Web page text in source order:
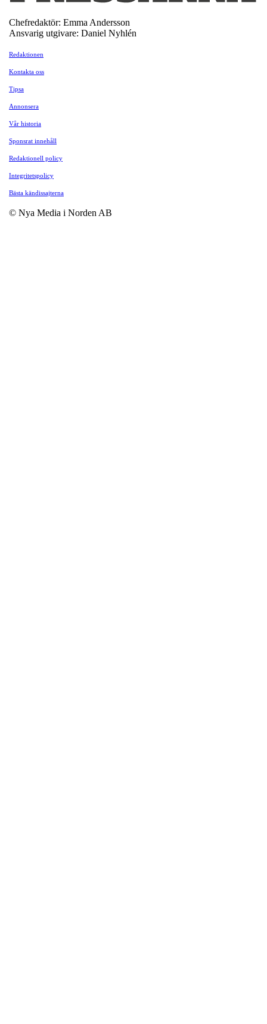
Chefredaktör: Emma Andersson
Ansvarig utgivare: Daniel Nyhlén
Redaktionen
Kontakta oss
Tipsa
Annonsera
Vår historia
Sponsrat innehåll
Redaktionell policy
Integritetspolicy
Bästa kändissajterna
© Nya Media i Norden AB